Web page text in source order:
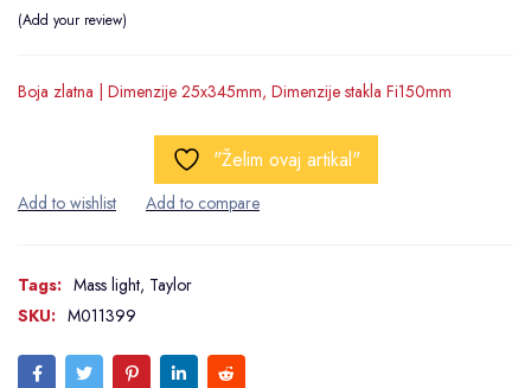
Add your review
Boja zlatna | Dimenzije 25x345mm, Dimenzije stakla Fi150mm
"Želim ovaj artikal"
Tags: Mass light, Taylor
SKU: M011399